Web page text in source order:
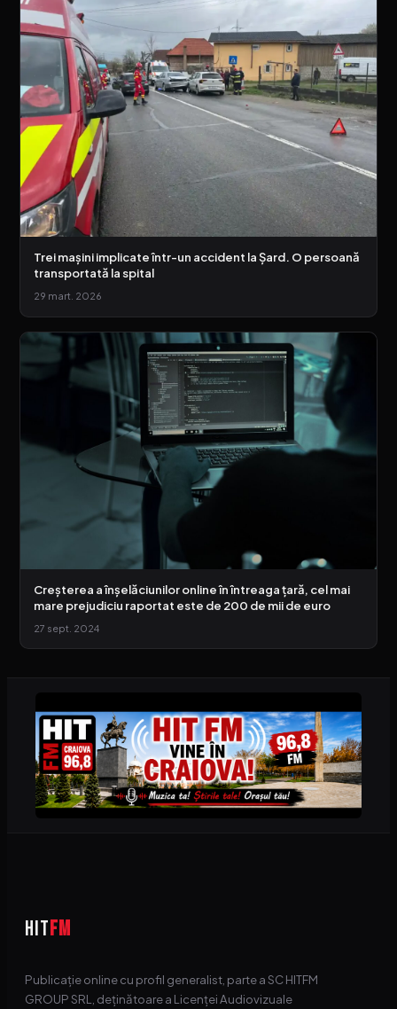
Trei mașini implicate într-un accident la Șard. O persoană
transportată la spital
29 mart. 2026
Creșterea a înșelăciunilor online în întreaga țară, cel mai
mare prejudiciu raportat este de 200 de mii de euro
27 sept. 2024
HITFM
Publicație online cu profil generalist, parte a SC HITFM
GROUP SRL, deținătoare a Licenței Audiovizuale